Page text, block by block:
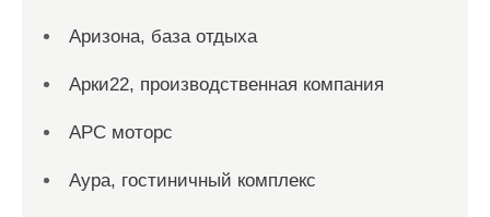
Аризона, база отдыха
Арки22, производственная компания
АРС моторс
Аура, гостиничный комплекс